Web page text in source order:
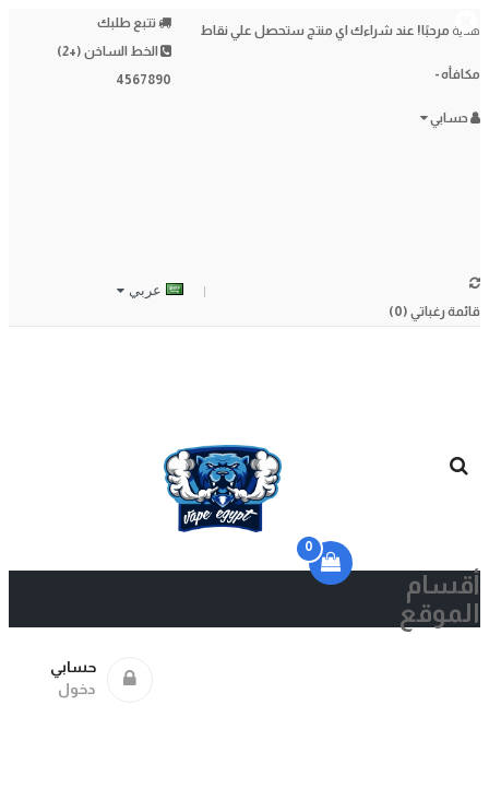
هدية مرحبًا! عند شراءك اي منتج ستحصل علي نقاط
مكافأه -
تتبع طلبك
الخط الساخن (+2)
4567890
حسابي
عربي
قائمة رغباتي (0)
0
حسابي
دخول
أقسام
الموقع